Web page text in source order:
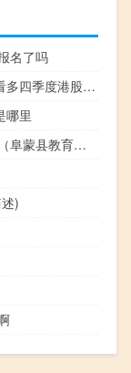
名了吗
国泰君安：“三因素”共振看多四季度港股市场
哪里
阜蒙县教育服务中心网站（阜蒙县教育信息网）
)